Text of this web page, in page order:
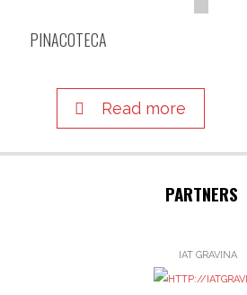
PINACOTECA
Read more
PARTNERS
IAT GRAVINA